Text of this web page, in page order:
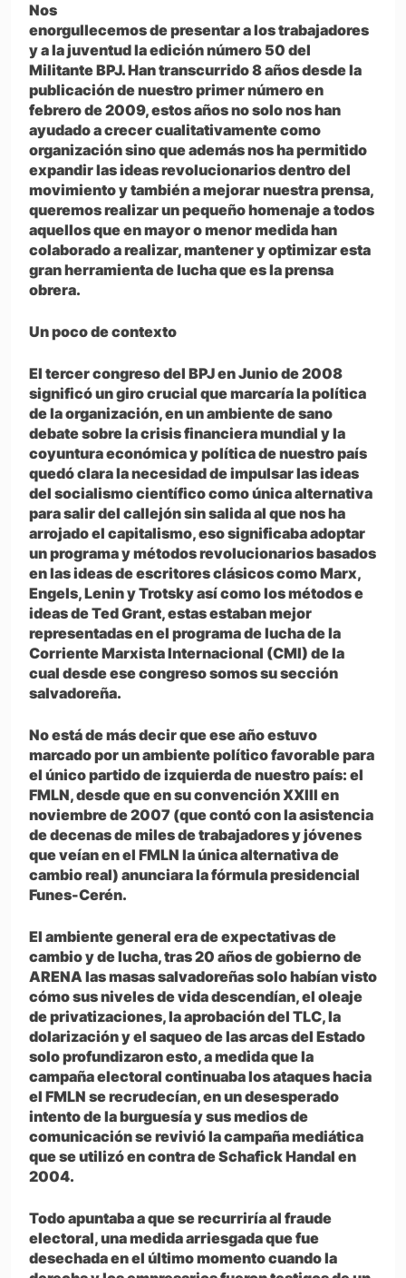
Nos
enorgullecemos de presentar a los trabajadores
y a la juventud la edición número 50 del
Militante BPJ. Han transcurrido 8 años desde la
publicación de nuestro primer número en
febrero de 2009, estos años no solo nos han
ayudado a crecer cualitativamente como
organización sino que además nos ha permitido
expandir las ideas revolucionarios dentro del
movimiento y también a mejorar nuestra prensa,
queremos realizar un pequeño homenaje a todos
aquellos que en mayor o menor medida han
colaborado a realizar, mantener y optimizar esta
gran herramienta de lucha que es la prensa
obrera.
Un poco de contexto
El tercer congreso del BPJ en Junio de 2008
significó un giro crucial que marcaría la política
de la organización, en un ambiente de sano
debate sobre la crisis financiera mundial y la
coyuntura económica y política de nuestro país
quedó clara la necesidad de impulsar las ideas
del socialismo científico como única alternativa
para salir del callejón sin salida al que nos ha
arrojado el capitalismo, eso significaba adoptar
un programa y métodos revolucionarios basados
en las ideas de escritores clásicos como Marx,
Engels, Lenin y Trotsky así como los métodos e
ideas de Ted Grant, estas estaban mejor
representadas en el programa de lucha de la
Corriente Marxista Internacional (CMI) de la
cual desde ese congreso somos su sección
salvadoreña.
No está de más decir que ese año estuvo
marcado por un ambiente político favorable para
el único partido de izquierda de nuestro país: el
FMLN, desde que en su convención XXIII en
noviembre de 2007 (que contó con la asistencia
de decenas de miles de trabajadores y jóvenes
que veían en el FMLN la única alternativa de
cambio real) anunciara la fórmula presidencial
Funes-Cerén.
El ambiente general era de expectativas de
cambio y de lucha, tras 20 años de gobierno de
ARENA las masas salvadoreñas solo habían visto
cómo sus niveles de vida descendían, el oleaje
de privatizaciones, la aprobación del TLC, la
dolarización y el saqueo de las arcas del Estado
solo profundizaron esto, a medida que la
campaña electoral continuaba los ataques hacia
el FMLN se recrudecían, en un desesperado
intento de la burguesía y sus medios de
comunicación se revivió la campaña mediática
que se utilizó en contra de Schafick Handal en
2004.
Todo apuntaba a que se recurriría al fraude
electoral, una medida arriesgada que fue
desechada en el último momento cuando la